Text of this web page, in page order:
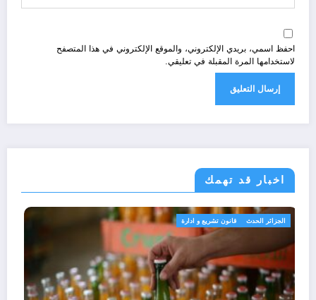
احفظ اسمي، بريدي الإلكتروني، والموقع الإلكتروني في هذا المتصفح
لاستخدامها المرة المقبلة في تعليقي.
اخبار قد تهمك
الجزائر الحدث قانون تشريع و ادارة